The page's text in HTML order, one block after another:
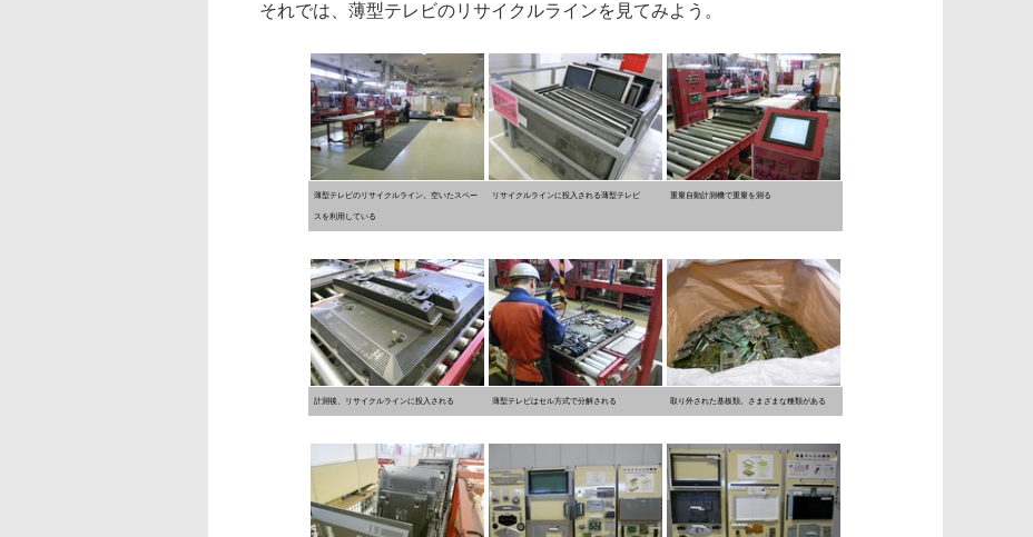
それでは、薄型テレビのリサイクルラインを見てみよう。
薄型テレビのリサイクルライン。空いたスペー
スを利用している
リサイクルラインに投入される薄型テレビ 重量自動計測機で重量を測る
計測後、リサイクルラインに投入される 薄型テレビはセル方式で分解される 取り外された基板類。さまざまな種類がある